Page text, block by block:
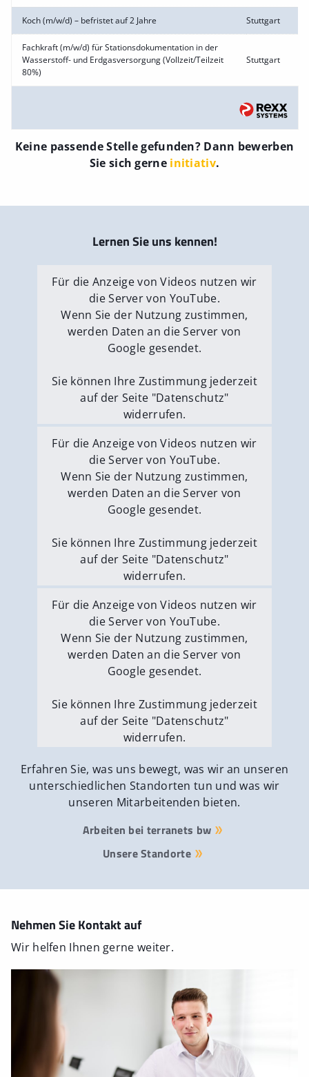
Koch (m/w/d) – befristet auf 2 Jahre Stuttgart
Fachkraft (m/w/d) für Stationsdokumentation in der
Wasserstoff- und Erdgasversorgung (Vollzeit/Teilzeit
80%)
Stuttgart
Keine passende Stelle gefunden? Dann bewerben
Sie sich gerne initiativ.
Lernen Sie uns kennen!
Für die Anzeige von Videos nutzen wir
die Server von YouTube.
Wenn Sie der Nutzung zustimmen,
werden Daten an die Server von
Google gesendet.
Sie können Ihre Zustimmung jederzeit
auf der Seite "Datenschutz"
widerrufen.
Externe Medien erlauben
Für die Anzeige von Videos nutzen wir
die Server von YouTube.
Wenn Sie der Nutzung zustimmen,
werden Daten an die Server von
Google gesendet.
Sie können Ihre Zustimmung jederzeit
auf der Seite "Datenschutz"
widerrufen.
Externe Medien erlauben
Für die Anzeige von Videos nutzen wir
die Server von YouTube.
Wenn Sie der Nutzung zustimmen,
werden Daten an die Server von
Google gesendet.
Sie können Ihre Zustimmung jederzeit
auf der Seite "Datenschutz"
widerrufen.
Externe Medien erlauben
Erfahren Sie, was uns bewegt, was wir an unseren
unterschiedlichen Standorten tun und was wir
unseren Mitarbeitenden bieten.
Arbeiten bei terranets bw
Unsere Standorte
Nehmen Sie Kontakt auf
Wir helfen Ihnen gerne weiter.